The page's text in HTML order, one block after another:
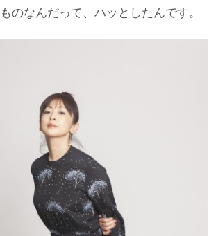
のなんだって、ハッとしたんです。